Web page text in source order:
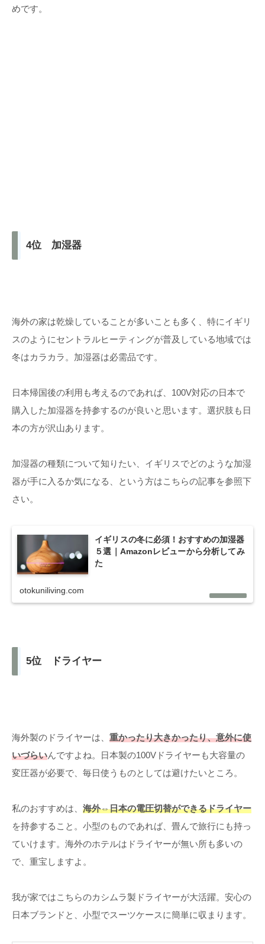
めです。
4位 加湿器
海外の家は乾燥していることが多いことも多く、特にイギリ
スのようにセントラルヒーティングが普及している地域では
冬はカラカラ。加湿器は必需品です。
日本帰国後の利用も考えるのであれば、100V対応の日本で
購入した加湿器を持参するのが良いと思います。選択肢も日
本の方が沢山あります。
加湿器の種類について知りたい、イギリスでどのような加湿
器が手に入るか気になる、という方はこちらの記事を参照下
さい。
イギリスの冬に必須！おすすめの加湿器
５選｜Amazonレビューから分析してみ
た
otokuniliving.com
5位 ドライヤー
海外製のドライヤーは、 重かったり大きかったり、意外に使
いづらいんですよね。日本製の100Vドライヤーも大容量の
変圧器が必要で、毎日使うものとしては避けたいところ。
私のおすすめは、 海外⇔日本の電圧切替ができるドライヤー
を持参すること。小型のものであれば、畳んで旅行にも持っ
ていけます。海外のホテルはドライヤーが無い所も多いの
で、重宝しますよ。
我が家ではこちらのカシムラ製ドライヤーが大活躍。安心の
日本ブランドと、小型でスーツケースに簡単に収まります。